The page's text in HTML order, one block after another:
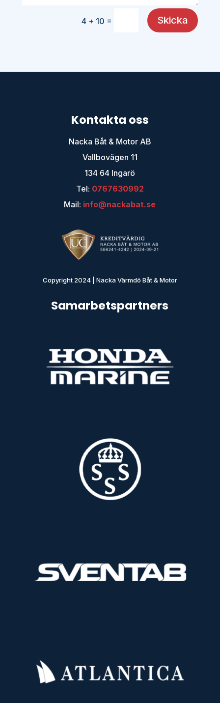
4 + 10 = Skicka
Kontakta oss
Nacka Båt & Motor AB
Vallbovägen 11
134 64 Ingarö
Tel: 0767630992
Mail: info@nackabat.se
Copyright 2024 | Nacka Värmdö Båt & Motor
Samarbetspartners